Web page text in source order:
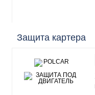
Защита картера